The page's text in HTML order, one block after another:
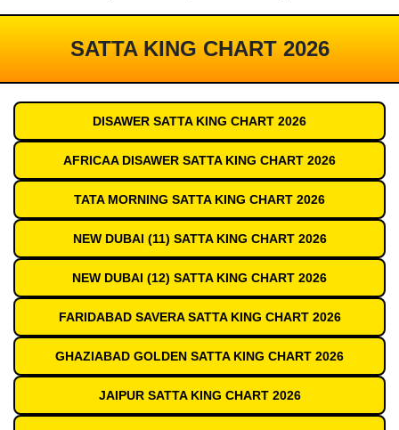
SATTA KING CHART 2026
DISAWER SATTA KING CHART 2026
AFRICAA DISAWER SATTA KING CHART 2026
TATA MORNING SATTA KING CHART 2026
NEW DUBAI (11) SATTA KING CHART 2026
NEW DUBAI (12) SATTA KING CHART 2026
FARIDABAD SAVERA SATTA KING CHART 2026
GHAZIABAD GOLDEN SATTA KING CHART 2026
JAIPUR SATTA KING CHART 2026